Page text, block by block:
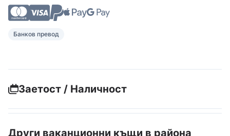
Банков превод
Заетост / Наличност
Други ваканционни къщи в района